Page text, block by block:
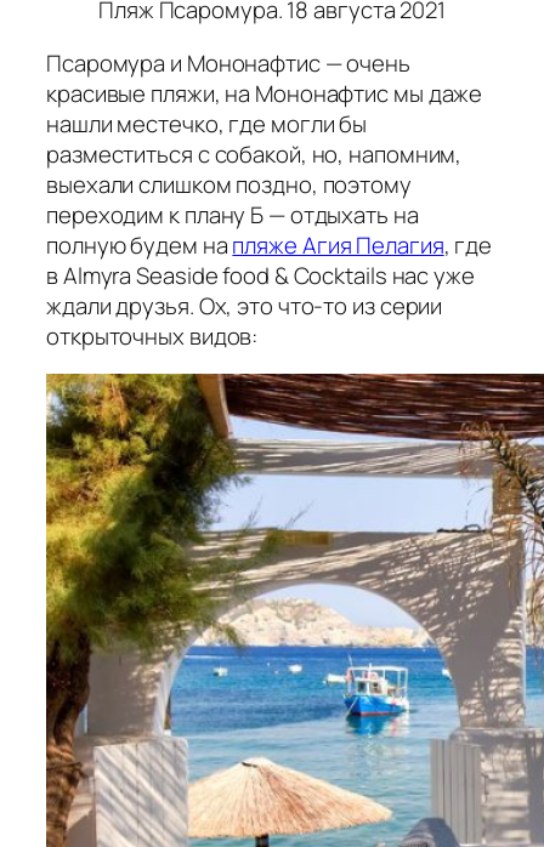
Пляж Псаромура. 18 августа 2021
Псаромура и Мононафтис — очень
красивые пляжи, на Мононафтис мы даже
нашли местечко, где могли бы
разместиться с собакой, но, напомним,
выехали слишком поздно, поэтому
переходим к плану Б — отдыхать на
полную будем напляже Агия Пелагия, где
в Almyra Seaside food & Cocktails нас уже
ждали друзья. Ох, это что-то из серии
открыточных видов: